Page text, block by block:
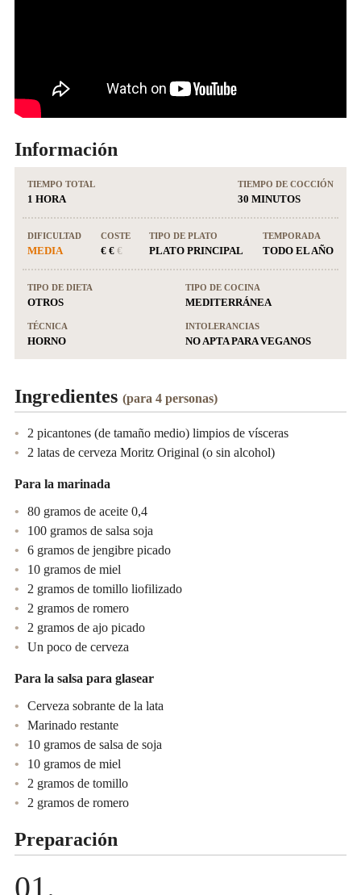
Información
TIEMPO TOTAL
1 HORA
TIEMPO DE COCCIÓN
30 MINUTOS
DIFICULTAD
MEDIA
COSTE
€ €€
TIPO DE PLATO
PLATO PRINCIPAL
TEMPORADA
TODO EL AÑO
TIPO DE DIETA
OTROS
TIPO DE COCINA
MEDITERRÁNEA
TÉCNICA
HORNO
INTOLERANCIAS
NO APTA PARA VEGANOS
Ingredientes (para 4 personas)
2 picantones (de tamaño medio) limpios de vísceras
2 latas de cerveza Moritz Original (o sin alcohol)
Para la marinada
80 gramos de aceite 0,4
100 gramos de salsa soja
6 gramos de jengibre picado
10 gramos de miel
2 gramos de tomillo liofilizado
2 gramos de romero
2 gramos de ajo picado
Un poco de cerveza
Para la salsa para glasear
Cerveza sobrante de la lata
Marinado restante
10 gramos de salsa de soja
10 gramos de miel
2 gramos de tomillo
2 gramos de romero
Preparación